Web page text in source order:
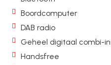
Boordcomputer
DAB radio
Geheel digitaal combi-
Handsfree